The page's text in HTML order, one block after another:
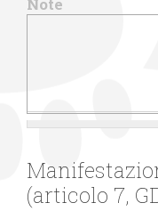
Note
(articolo 7,